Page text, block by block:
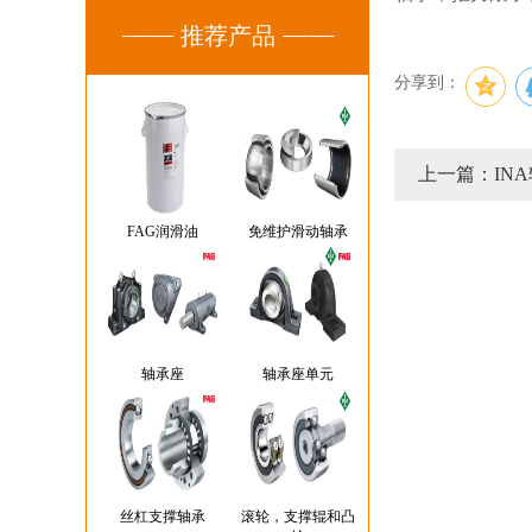
推荐产品
FAG润滑油 免维护滑动轴承
轴承座 轴承座单元
丝杠支撑轴承
滚轮，支撑辊和凸
分享到：
上一篇：